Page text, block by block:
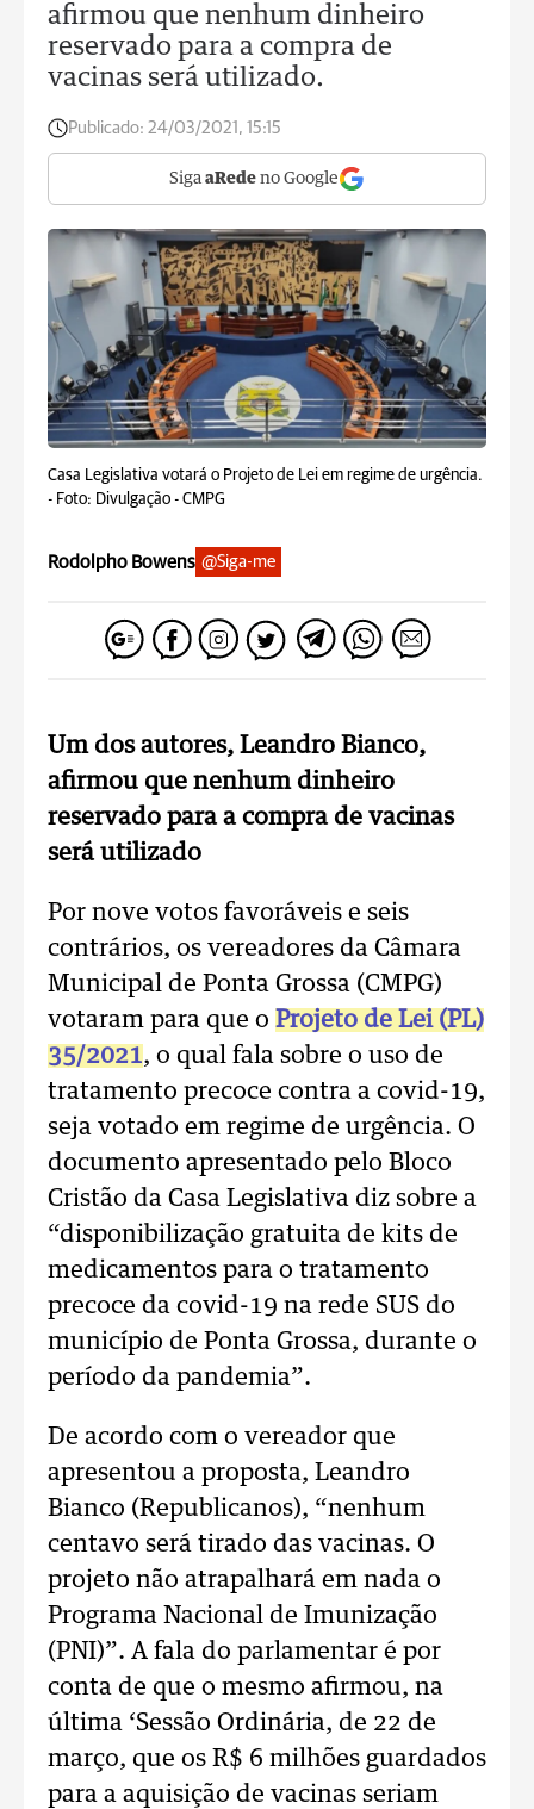
afirmou que nenhum dinheiro
reservado para a compra de
vacinas será utilizado.
Publicado: 24/03/2021, 15:15
Siga aRede no Google
Casa Legislativa votará o Projeto de Lei em regime de urgência.
- Foto: Divulgação - CMPG
Rodolpho Bowens @Siga-me
Um dos autores, Leandro Bianco,
afirmou que nenhum dinheiro
reservado para a compra de vacinas
será utilizado
Por nove votos favoráveis e seis
contrários, os vereadores da Câmara
Municipal de Ponta Grossa (CMPG)
votaram para que o Projeto de Lei (PL)
35/2021, o qual fala sobre o uso de
tratamento precoce contra a covid-19,
seja votado em regime de urgência. O
documento apresentado pelo Bloco
Cristão da Casa Legislativa diz sobre a
“disponibilização gratuita de kits de
medicamentos para o tratamento
precoce da covid-19 na rede SUS do
município de Ponta Grossa, durante o
período da pandemia”.
De acordo com o vereador que
apresentou a proposta, Leandro
Bianco (Republicanos), “nenhum
centavo será tirado das vacinas. O
projeto não atrapalhará em nada o
Programa Nacional de Imunização
(PNI)”. A fala do parlamentar é por
conta de que o mesmo afirmou, na
última ‘Sessão Ordinária, de 22 de
março, que os R$ 6 milhões guardados
para a aquisição de vacinas seriam